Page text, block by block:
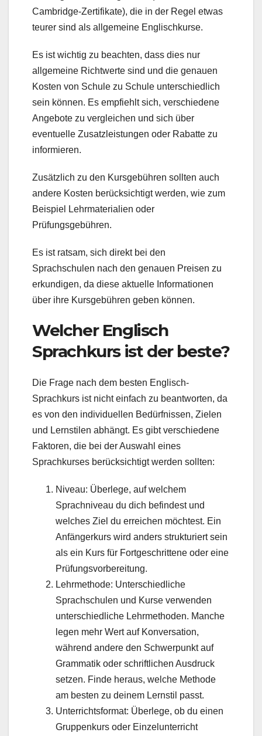
Cambridge-Zertifikate), die in der Regel etwas
teurer sind als allgemeine Englischkurse.
Es ist wichtig zu beachten, dass dies nur
allgemeine Richtwerte sind und die genauen
Kosten von Schule zu Schule unterschiedlich
sein können. Es empfiehlt sich, verschiedene
Angebote zu vergleichen und sich über
eventuelle Zusatzleistungen oder Rabatte zu
informieren.
Zusätzlich zu den Kursgebühren sollten auch
andere Kosten berücksichtigt werden, wie zum
Beispiel Lehrmaterialien oder
Prüfungsgebühren.
Es ist ratsam, sich direkt bei den
Sprachschulen nach den genauen Preisen zu
erkundigen, da diese aktuelle Informationen
über ihre Kursgebühren geben können.
Welcher Englisch
Sprachkurs ist der beste?
Die Frage nach dem besten Englisch-
Sprachkurs ist nicht einfach zu beantworten, da
es von den individuellen Bedürfnissen, Zielen
und Lernstilen abhängt. Es gibt verschiedene
Faktoren, die bei der Auswahl eines
Sprachkurses berücksichtigt werden sollten:
Niveau: Überlege, auf welchem
Sprachniveau du dich befindest und
welches Ziel du erreichen möchtest. Ein
Anfängerkurs wird anders strukturiert sein
als ein Kurs für Fortgeschrittene oder eine
Prüfungsvorbereitung.
Lehrmethode: Unterschiedliche
Sprachschulen und Kurse verwenden
unterschiedliche Lehrmethoden. Manche
legen mehr Wert auf Konversation,
während andere den Schwerpunkt auf
Grammatik oder schriftlichen Ausdruck
setzen. Finde heraus, welche Methode
am besten zu deinem Lernstil passt.
Unterrichtsformat: Überlege, ob du einen
Gruppenkurs oder Einzelunterricht